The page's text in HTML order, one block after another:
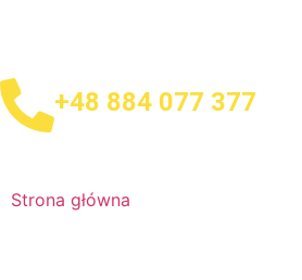
+48 884 077 377
Strona główna